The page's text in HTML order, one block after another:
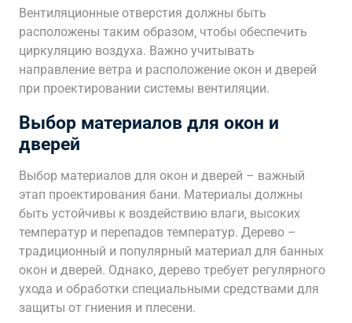
Вентиляционные отверстия должны быть
расположены таким образом‚ чтобы обеспечить
циркуляцию воздуха. Важно учитывать
направление ветра и расположение окон и дверей
при проектировании системы вентиляции.
Выбор материалов для окон и
дверей
Выбор материалов для окон и дверей – важный
этап проектирования бани. Материалы должны
быть устойчивы к воздействию влаги‚ высоких
температур и перепадов температур. Дерево –
традиционный и популярный материал для банных
окон и дверей. Однако‚ дерево требует регулярного
ухода и обработки специальными средствами для
защиты от гниения и плесени.